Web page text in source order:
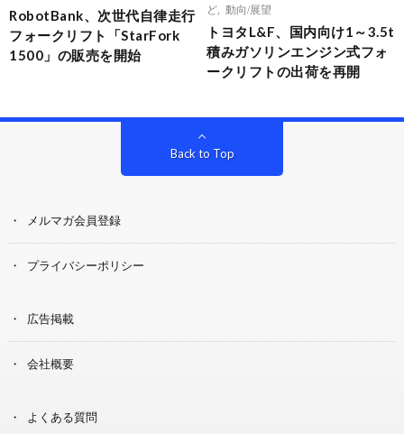
RobotBank、次世代自律走行
フォークリフト「StarFork
1500」の販売を開始
ど
動向/展望
トヨタL&F、国内向け1～3.5t
積みガソリンエンジン式フォ
ークリフトの出荷を再開
Back to Top
メルマガ会員登録
プライバシーポリシー
広告掲載
会社概要
よくある質問